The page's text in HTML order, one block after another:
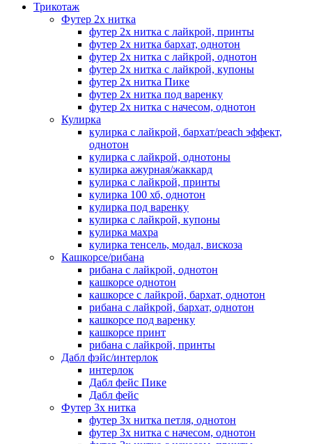
Трикотаж
Футер 2х нитка
футер 2х нитка с лайкрой, принты
футер 2х нитка бархат, однотон
футер 2х нитка с лайкрой, однотон
футер 2х нитка с лайкрой, купоны
футер 2х нитка Пике
футер 2х нитка под варенку
футер 2х нитка с начесом, однотон
Кулирка
кулирка с лайкрой, бархат/peach эффект,
однотон
кулирка с лайкрой, однотоны
кулирка ажурная/жаккард
кулирка с лайкрой, принты
кулирка 100 хб, однотон
кулирка под варенку
кулирка с лайкрой, купоны
кулирка махра
кулирка тенсель, модал, вискоза
Кашкорсе/рибана
рибана с лайкрой, однотон
кашкорсе однотон
кашкорсе с лайкрой, бархат, однотон
рибана с лайкрой, бархат, однотон
кашкорсе под варенку
кашкорсе принт
рибана с лайкрой, принты
Дабл фэйс/интерлок
интерлок
Дабл фейс Пике
Дабл фейс
Футер 3х нитка
футер 3х нитка петля, однотон
футер 3х нитка с начесом, однотон